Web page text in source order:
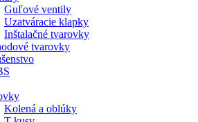
Guľové ventily
Uzatváracie klapky
Inštalačné tvarovky
tvarovky
Kolená a oblúky